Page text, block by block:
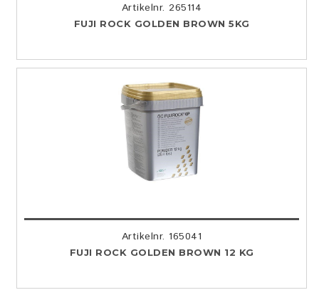
Artikelnr. 265114
FUJI ROCK GOLDEN BROWN 5KG
Artikelnr. 165041
FUJI ROCK GOLDEN BROWN 12 KG